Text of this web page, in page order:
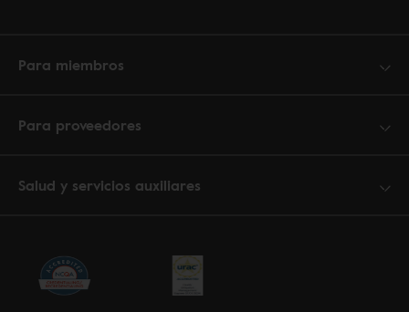
Para miembros
Para proveedores
Salud y servicios auxiliares